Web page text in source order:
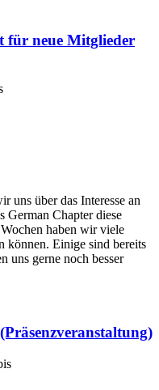
für neue Mitglieder
uns über das Interesse an
German Chapter diese
haben wir viele
können. Einige sind bereits
uns gerne noch besser